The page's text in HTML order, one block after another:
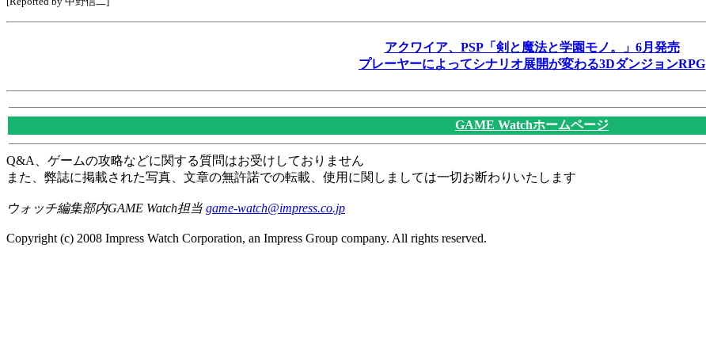
アクワイア、PSP「剣と魔法と学園モノ。」6月発売
プレーヤーによってシナリオ展開が変わる3DダンジョンRPG
GAME Watchホームページ
Q&A、ゲームの攻略などに関する質問はお受けしておりません
また、弊誌に掲載された写真、文章の無許諾での転載、使用に関しましては一切お断わりいたします
ウォッチ編集部内GAME Watch担当 game-watch@impress.co.jp
Copyright (c) 2008 Impress Watch Corporation, an Impress Group company. All rights reserved.